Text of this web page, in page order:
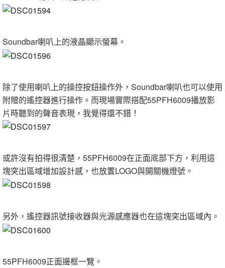
Soundbar喇叭上的液晶顯示螢幕。
除了使用喇叭上的操控按鈕操作外，Soundbar喇叭也可以使用
附贈的遙控器進行操作。而現場實際搭配55PFH6009播放影
片時聽到的聲音表現，我覺得還不錯！
或許沒有拍得很清楚，55PFH6009在正面底部下方，利用這
塊突出區域增加設計感，也放置LOGO與開關機燈號。
另外，遙控器訊號接收器與光源感應器也在這塊突出區域內。
55PFH6009正面邊框一覽。